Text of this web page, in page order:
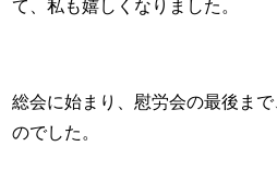
て、私も嬉しくなりました。
総会に始まり、慰労会の最後ま
のでした。